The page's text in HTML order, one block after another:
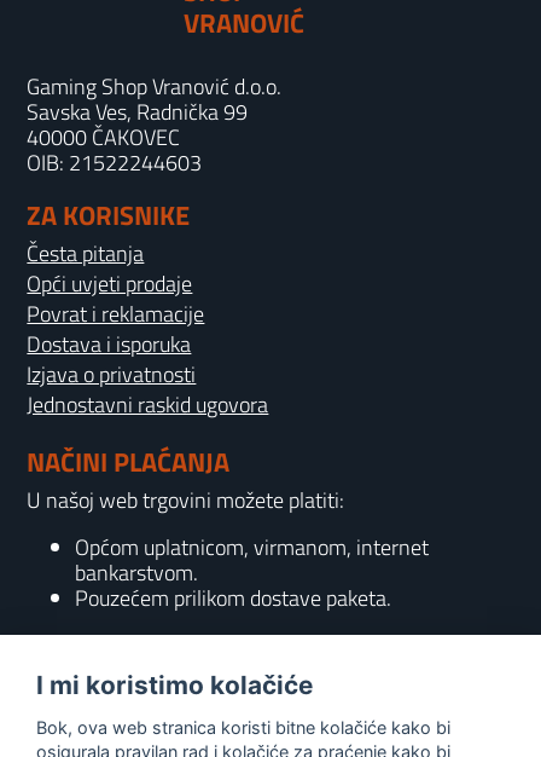
VRANOVIĆ
Gaming Shop Vranović d.o.o.
Savska Ves, Radnička 99
40000 ČAKOVEC
OIB: 21522244603
ZA KORISNIKE
Česta pitanja
Opći uvjeti prodaje
Povrat i reklamacije
Dostava i isporuka
Izjava o privatnosti
Jednostavni raskid ugovora
NAČINI PLAĆANJA
U našoj web trgovini možete platiti:
Općom uplatnicom, virmanom, internet
bankarstvom.
Pouzećem prilikom dostave paketa.
KONTAKT
info@gaming-shop-vranovic.hr
I mi koristimo kolačiće
Bok, ova web stranica koristi bitne kolačiće kako bi
osigurala pravilan rad i kolačiće za praćenje kako bi